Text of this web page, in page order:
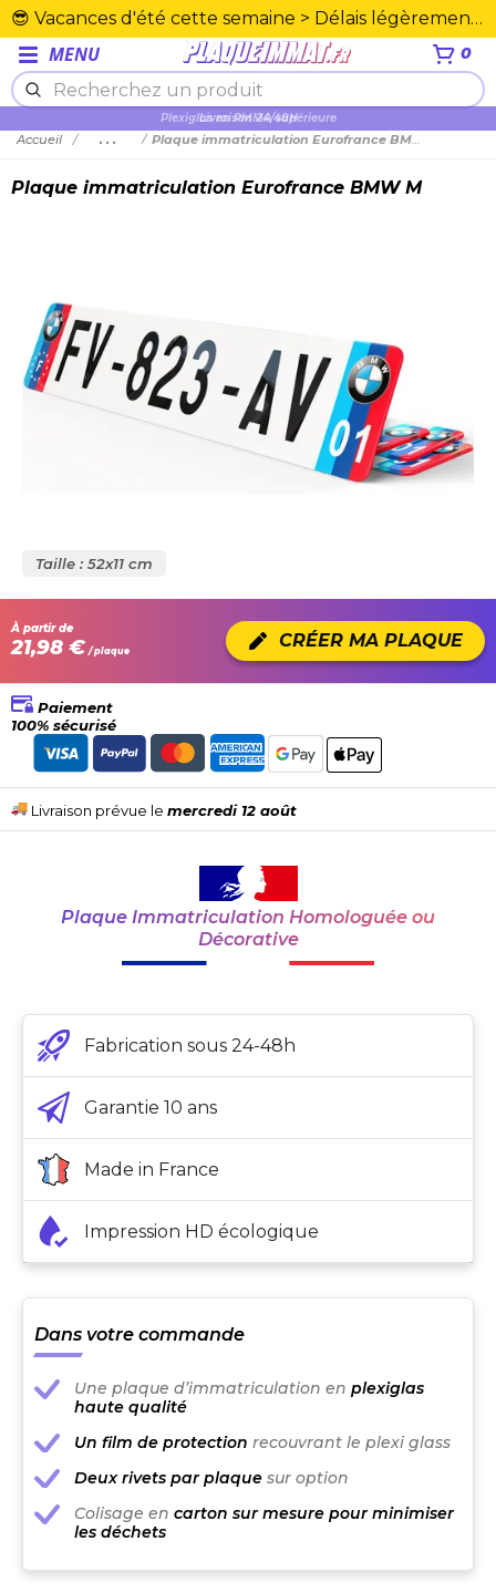
😎 Vacances d'été cette semaine > Délais légèrement rallongés. Merci☀️
MENU 0
Plexiglas en PMMA supérieure
Accueil ... Plaque immatriculation Eurofrance BMW M
Plaque immatriculation Eurofrance BMW M
Taille : 52x11 cm
À partir de
21,98 € / plaque CRÉER MA PLAQUE
Paiement
100% sécurisé
Livraison prévue le mercredi 12 août
Plaque Immatriculation Homologuée ou
Décorative
Fabrication sous 24-48h
Garantie 10 ans
Made in France
Impression HD écologique
Dans votre commande
Une plaque d’immatriculation en plexiglas
haute qualité
Un film de protection recouvrant le plexi glass
Deux rivets par plaque sur option
Colisage en carton sur mesure pour minimiser
les déchets